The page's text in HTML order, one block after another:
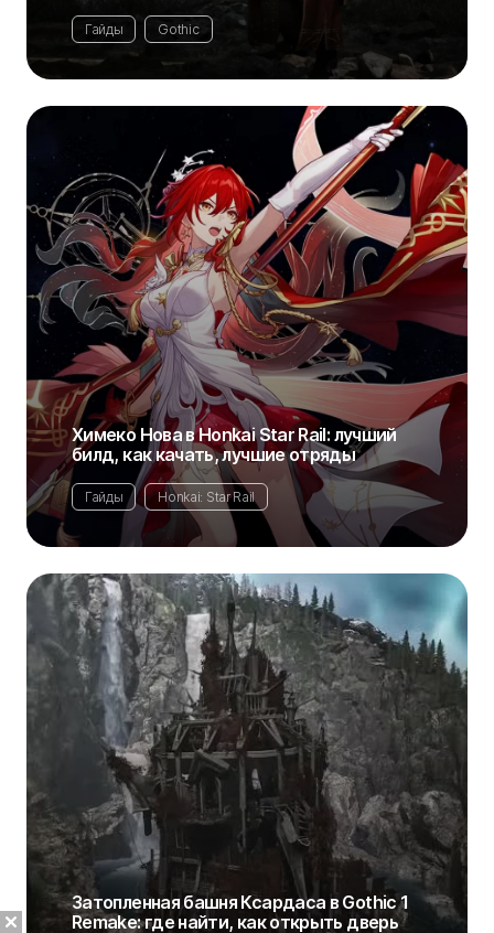
Гайды Gothic
Химеко Нова в Honkai Star Rail: лучший
билд, как качать, лучшие отряды
Гайды Honkai: Star Rail
Затопленная башня Ксардаса в Gothic 1
Remake: где найти, как открыть дверь